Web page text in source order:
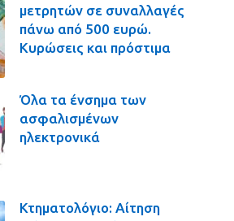
μετρητών σε συναλλαγές
πάνω από 500 ευρώ.
Κυρώσεις και πρόστιμα
Όλα τα ένσημα των
ασφαλισμένων
ηλεκτρονικά
Κτηματολόγιο: Αίτηση